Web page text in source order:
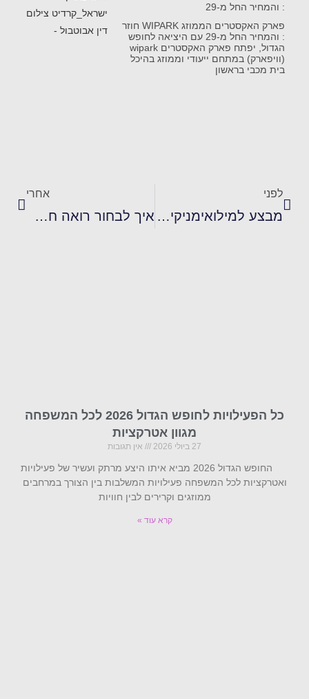
: והמחיר החל מ-29
פארק האקסטרים הממוזג WIPARK חוזר
: והמחיר החל מ-29 עם היציאה לחופש
הגדול, יפתח פארק האקסטרים wipark
(וויפארק) במתחם ייעודי וממוזג בהיכל
בית מכבי בראשון
לפני
מבצע למילואימניקים קרביים: שירותי יחסי ציבור ב1,000 ₪
אחרי
איך לבחור רואה חשבון לאימהות עצמאיות
כל הפעילויות לחופש הגדול 2026 לכל המשפחה
מגוון אטרקציות
27 ביולי 2026 אין תגובות
החופש הגדול 2026 מביא איתו היצע מרתק ועשיר של פעילויות
ואטרקציות לכל המשפחה פעילויות המשלבות בין הצורך במרחבים
ממוזגים וקרירים לבין חוויות
קרא עוד »